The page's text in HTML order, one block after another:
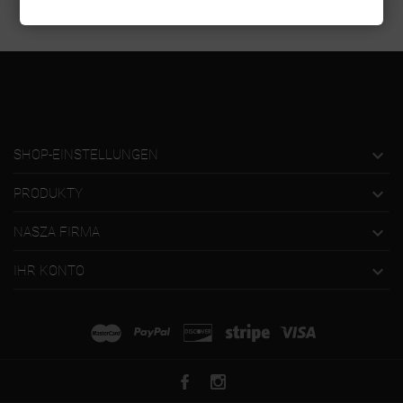
SHOP-EINSTELLUNGEN 
PRODUKTY 
NASZA FIRMA 
IHR KONTO 